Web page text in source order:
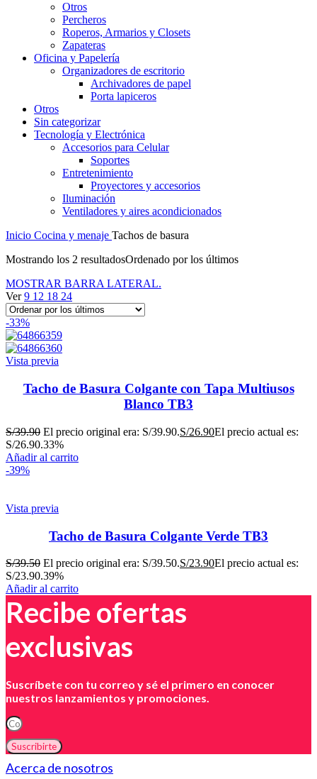
Otros
Percheros
Roperos, Armarios y Closets
Zapateras
Oficina y Papelería
Organizadores de escritorio
Archivadores de papel
Porta lapiceros
Otros
Sin categorizar
Tecnología y Electrónica
Accesorios para Celular
Soportes
Entretenimiento
Proyectores y accesorios
Iluminación
Ventiladores y aires acondicionados
Inicio Cocina y menaje Tachos de basura
Mostrando los 2 resultadosOrdenado por los últimos
MOSTRAR BARRA LATERAL.
Ver9 12 18 24
-33%
Vista previa
Tacho de Basura Colgante con Tapa Multiusos
Blanco TB3
S/39.90 El precio original era: S/39.90.S/26.90El precio actual es:
S/26.90.33%
Añadir al carrito
-39%
Vista previa
Tacho de Basura Colgante Verde TB3
S/39.50 El precio original era: S/39.50.S/23.90El precio actual es:
S/23.90.39%
Añadir al carrito
Recibe ofertas
exclusivas
Suscríbete con tu correo y sé el primero en conocer
nuestros lanzamientos y promociones.
Suscribirte
Acerca de nosotros